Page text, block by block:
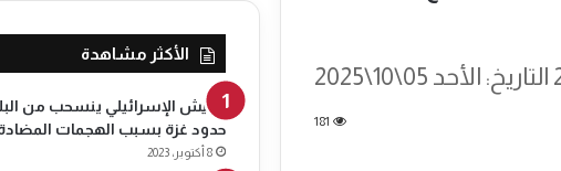
181
الأكثر مشاهدة
الجيش الإسرائيلي ينسحب من
حدود غزة بسبب الهجمات
8 أكتوبر، 2023